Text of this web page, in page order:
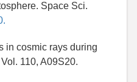
Space Sci.
in cosmic rays during
110, A09S20.